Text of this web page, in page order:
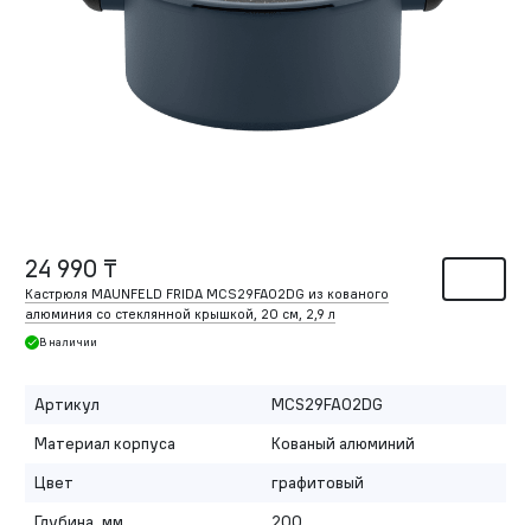
24 990 ₸
Кастрюля MAUNFELD FRIDA MCS29FA02DG из кованого
алюминия со стеклянной крышкой, 20 см, 2,9 л
В наличии
Артикул
MCS29FA02DG
Материал корпуса
Кованый алюминий
Цвет
графитовый